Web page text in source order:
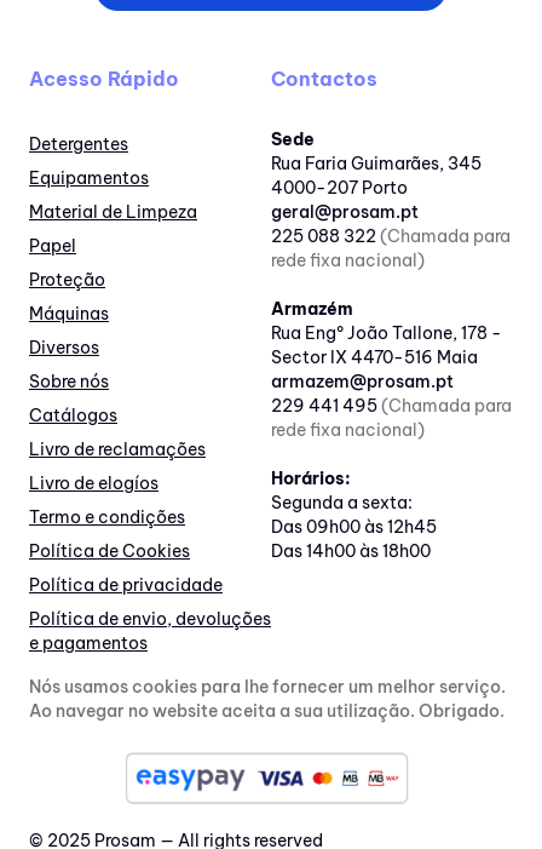
Acesso Rápido
Detergentes
Equipamentos
Material de Limpeza
Papel
Proteção
Máquinas
Diversos
Sobre nós
Catálogos
Livro de reclamações
Livro de elogíos
Termo e condições
Política de Cookies
Política de privacidade
Política de envio, devoluções
e pagamentos
Contactos
Sede
Rua Faria Guimarães, 345
4000-207 Porto
geral@prosam.pt
225 088 322(Chamada para
rede fixa nacional)
Armazém
Rua Engº João Tallone, 178 -
Sector IX 4470-516 Maia
armazem@prosam.pt
229 441 495(Chamada para
rede fixa nacional)
Horários:
Segunda a sexta:
Das 09h00 às 12h45
Das 14h00 às 18h00
Nós usamos cookies para lhe fornecer um melhor serviço.
Ao navegar no website aceita a sua utilização. Obrigado.
© 2025 Prosam — All rights reserved